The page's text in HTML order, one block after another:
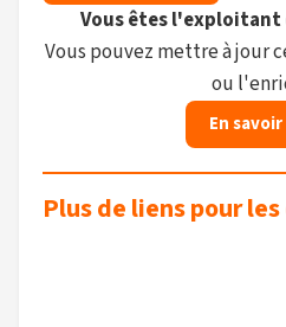
Vous êtes
Vous pouvez mettre à jour
ou
En
Plus de liens pour